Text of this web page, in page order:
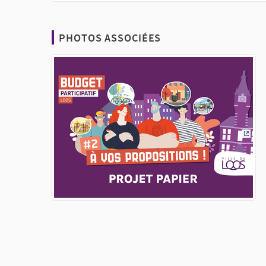
PHOTOS ASSOCIÉES
(Lien